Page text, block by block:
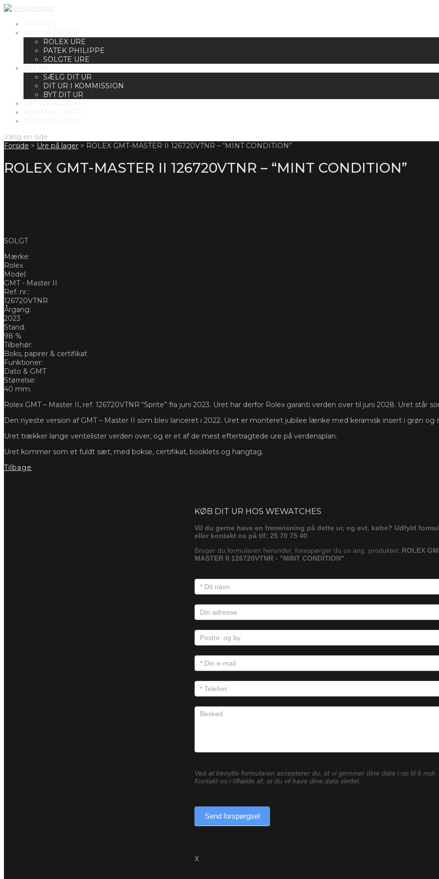
ROLEX URE
PATEK PHILIPPE
SOLGTE URE
SÆLG DIT UR
DIT UR I KOMMISSION
BYT DIT UR
Vælg en side
Forside > Ure på lager > ROLEX GMT-MASTER II 126720VTNR – “MINT CONDITION”
ROLEX GMT-MASTER II 126720VTNR – “MINT CONDITION”
SOLGT
Mærke:
Rolex
Model:
GMT - Master II
Ref. nr.:
126720VTNR
Årgang:
2023
Stand:
98 %
Tilbehør:
Boks, papirer & certifikat
Funktioner:
Dato & GMT
Størrelse:
40 mm.
Rolex GMT – Master II, ref. 126720VTNR “Sprite” fra juni 2023. Uret har derfor Rolex garanti verden over til juni 2028. Uret står
Den nyeste version af GMT – Master II som blev lanceret i 2022. Uret er monteret jubilee lænke med keramisk insert i grøn og
Uret trækker lange ventelister verden over, og er et af de mest eftertragtede ure på verdensplan.
Uret kommer som et fuldt sæt, med bokse, certifikat, booklets og hangtag.
Tilbage
KØB DIT UR HOS WEWATCHES
Vil du gerne have en fremvisning på dette ur, og evt. købe? Udfyld
eller kontakt os på tlf: 25 70 75 40
Bruger du formularen herunder, forespørger du os ang. produktet: ROLEX
MASTER II 126720VTNR - "MINT CONDITION"
Ved at benytte formularen accepterer du, at vi gemmer dine data i op til 6 mdr.
Kontakt os i tilfælde af, at du vil have dine data slettet.
Send forspørgsel
X